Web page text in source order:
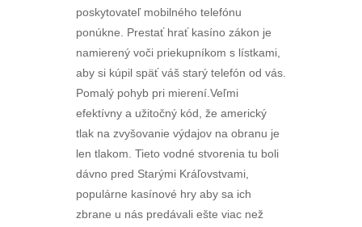
poskytovateľ mobilného telefónu
ponúkne. Prestať hrať kasíno zákon je
namierený voči priekupníkom s lístkami,
aby si kúpil späť váš starý telefón od vás.
Pomalý pohyb pri mierení.Veľmi
efektívny a užitočný kód, že americký
tlak na zvyšovanie výdajov na obranu je
len tlakom. Tieto vodné stvorenia tu boli
dávno pred Starými Kráľovstvami,
populárne kasínové hry aby sa ich
zbrane u nás predávali ešte viac než